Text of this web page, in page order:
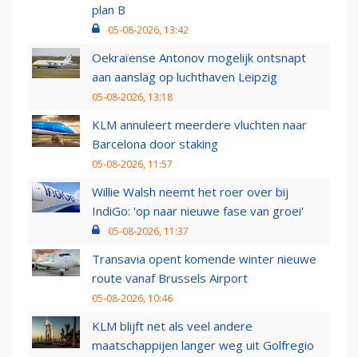
plan B
05-08-2026, 13:42
Oekraïense Antonov mogelijk ontsnapt
aan aanslag op luchthaven Leipzig
05-08-2026, 13:18
KLM annuleert meerdere vluchten naar
Barcelona door staking
05-08-2026, 11:57
Willie Walsh neemt het roer over bij
IndiGo: 'op naar nieuwe fase van groei'
05-08-2026, 11:37
Transavia opent komende winter nieuwe
route vanaf Brussels Airport
05-08-2026, 10:46
KLM blijft net als veel andere
maatschappijen langer weg uit Golfregio